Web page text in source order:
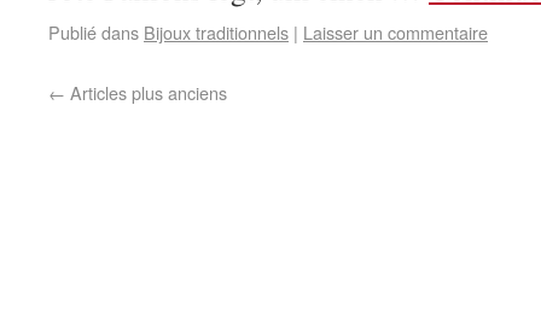
Publié dans Bijoux traditionnels | Laisser un commentaire
← Articles plus anciens